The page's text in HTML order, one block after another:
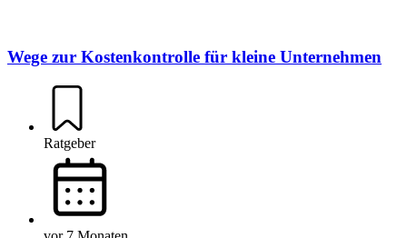
Wege zur Kostenkontrolle für kleine Unternehmen
Ratgeber